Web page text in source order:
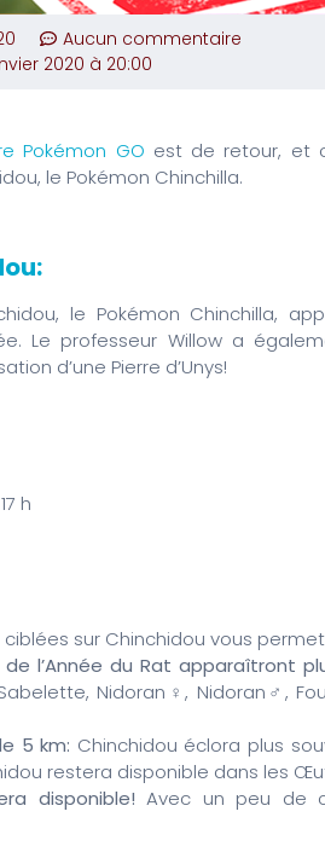
Aucun commentaire
2020 à 20:00
Pokémon GO est de retour, et
le Pokémon Chinchilla.
le Pokémon Chinchilla,
Le professeur Willow a
d’une Pierre d’Unys!
h
ciblées sur Chinchidou vous
l’Année du Rat apparaîtront
Nidoran♀, Nidoran♂,
5 km: Chinchidou éclora plus
restera disponible dans les
disponible! Avec un peu de